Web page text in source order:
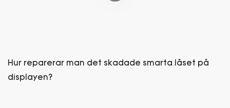
Hur reparerar man det skadade smarta låset på
displayen?